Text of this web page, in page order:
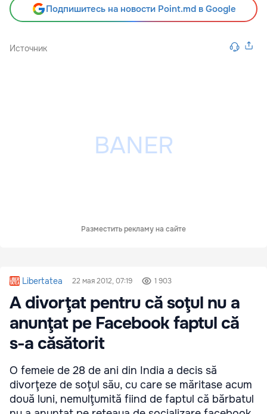
Подпишитесь на новости Point.md в Google
Источник
Разместить рекламу на сайте
Libertatea 22 мая 2012, 07:19 1 903
A divorţat pentru că soţul nu a
anunţat pe Facebook faptul că
s-a căsătorit
O femeie de 28 de ani din India a decis să
divorţeze de soţul său, cu care se măritase acum
două luni, nemulţumită fiind de faptul că bărbatul